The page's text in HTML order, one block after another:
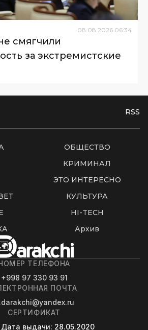
08 08 2026 06:34
смягчили
за экстремистские
RSS
ОБЩЕСТВО
КРИМИНАЛ
ЭТО ИНТЕРЕСНО
КУЛЬТУРА
HI-TECH
Архив
ТЕЛЕФОНА
+998 97 330 93 91
ПОЧТА
СЕРТИФИКАТ
Дата выдачи: 28.05.2020